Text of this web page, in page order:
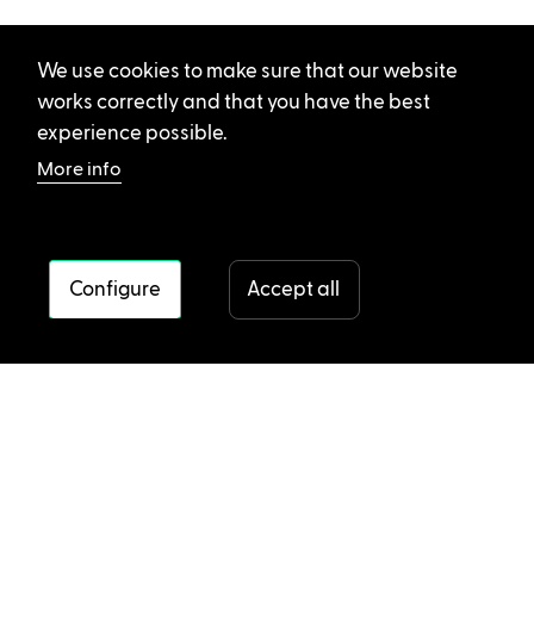
We use cookies to make sure that our website
works correctly and that you have the best
experience possible.
More info
Configure Accept all